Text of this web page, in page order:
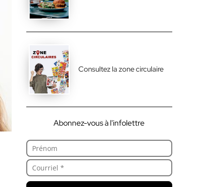
Consultez la zone circulaire
Abonnez-vous à l'infolettre